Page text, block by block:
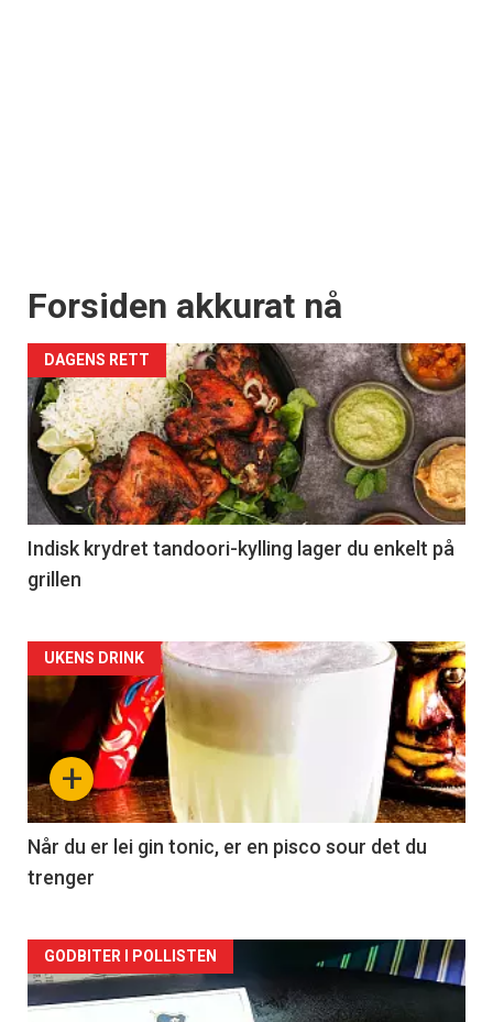
Forsiden akkurat nå
DAGENS RETT
Indisk krydret tandoori-kylling lager du enkelt på
grillen
Forsiden
akkurat
nå
-
2
+
UKENS DRINK
Når du er lei gin tonic, er en pisco sour det du
trenger
Forsiden
akkurat
GODBITER I POLLISTEN